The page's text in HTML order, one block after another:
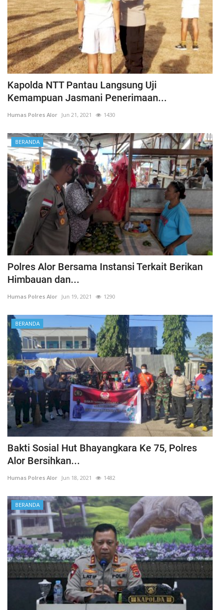
Kapolda NTT Pantau Langsung Uji
Kemampuan Jasmani Penerimaan...
Humas Polres Alor Jun 21, 2021 1430
BERANDA
Polres Alor Bersama Instansi Terkait Berikan
Himbauan dan...
Humas Polres Alor Jun 19, 2021 1290
BERANDA
Bakti Sosial Hut Bhayangkara Ke 75, Polres
Alor Bersihkan...
Humas Polres Alor Jun 18, 2021 1482
BERANDA